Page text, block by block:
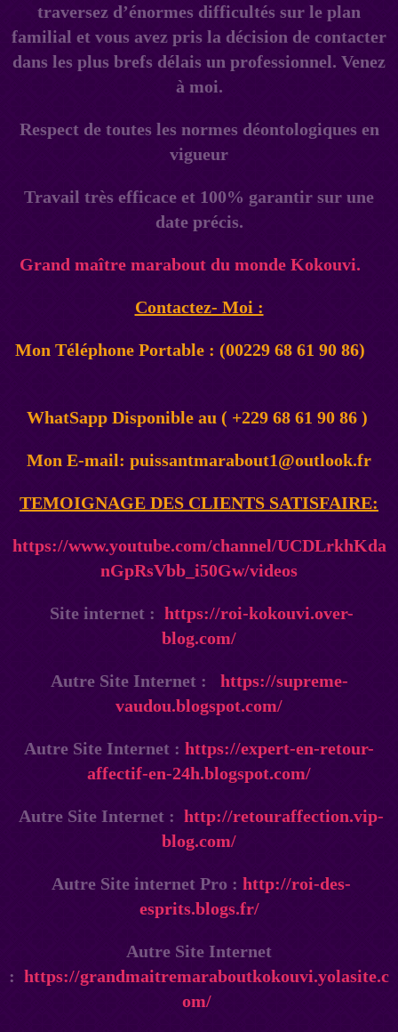
traversez d’énormes difficultés sur le plan
familial et vous avez pris la décision de contacter
dans les plus brefs délais un professionnel. Venez
à moi.
Respect de toutes les normes déontologiques en
vigueur
Travail très efficace et 100% garantir sur une
date précis.
Grand maître marabout du monde Kokouvi.
Contactez- Moi :
Mon Téléphone Portable : (00229 68 61 90 86)
WhatSapp Disponible au ( +229 68 61 90 86 )
Mon E-mail: puissantmarabout1@outlook.fr
TEMOIGNAGE DES CLIENTS SATISFAIRE:
https://www.youtube.com/channel/UCDLrkhKda
nGpRsVbb_i50Gw/videos
Site internet : https://roi-kokouvi.over-
blog.com/
Autre Site Internet : https://supreme-
vaudou.blogspot.com/
Autre Site Internet : https://expert-en-retour-
affectif-en-24h.blogspot.com/
Autre Site Internet : http://retouraffection.vip-
blog.com/
Autre Site internet Pro : http://roi-des-
esprits.blogs.fr/
Autre Site Internet
: https://grandmaitremaraboutkokouvi.yolasite.c
om/